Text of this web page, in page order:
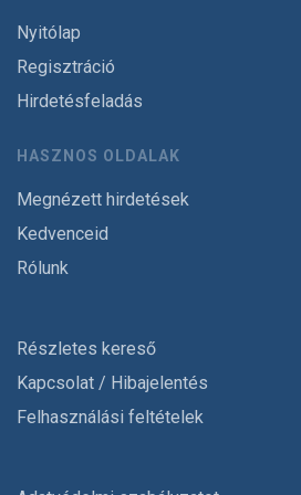
Nyitólap
Regisztráció
Hirdetésfeladás
HASZNOS OLDALAK
Megnézett hirdetések
Kedvenceid
Rólunk
Részletes kereső
Kapcsolat / Hibajelentés
Felhasználási feltételek